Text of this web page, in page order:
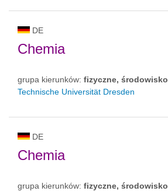
DE
Chemia
grupa kierunków: fizyczne, środowisko
Technische Universität Dresden
DE
Chemia
grupa kierunków: fizyczne, środowisko